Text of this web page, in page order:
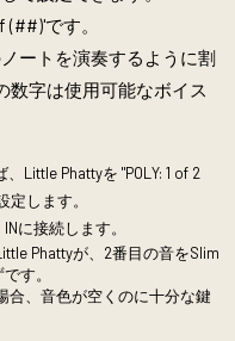
(##)'です。
ートを演奏するように割
数字は使用可能なボイス
Little Phattyを "POLY: 1 of 2
定します。
INに接続します。
Phattyが、2番目の音をSlim
す。
合、音色が空くのに十分な鍵